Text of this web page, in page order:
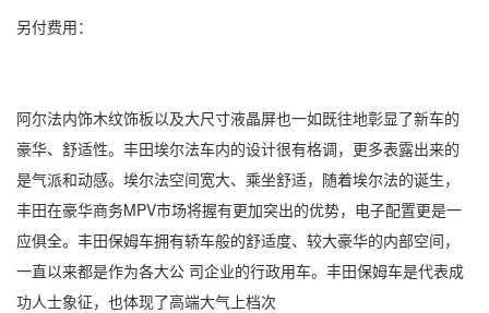
另付费用：
阿尔法内饰木纹饰板以及大尺寸液晶屏也一如既往地彰显了新车的
豪华、舒适性。丰田埃尔法车内的设计很有格调，更多表露出来的
是气派和动感。埃尔法空间宽大、乘坐舒适，随着埃尔法的诞生，
丰田在豪华商务MPV市场将握有更加突出的优势，电子配置更是一
应俱全。丰田保姆车拥有轿车般的舒适度、较大豪华的内部空间，
一直以来都是作为各大公 司企业的行政用车。丰田保姆车是代表成
功人士象征，也体现了高端大气上档次